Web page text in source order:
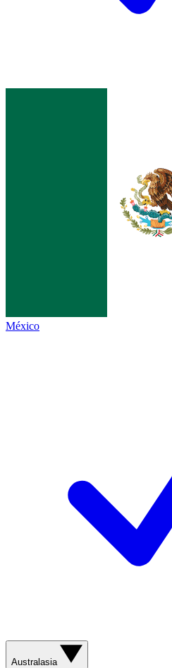
México
Australasia